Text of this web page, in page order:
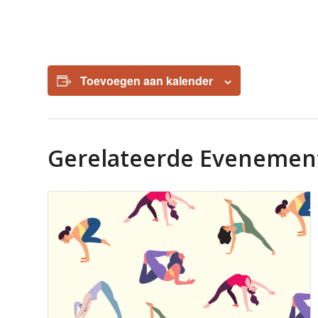
Toevoegen aan kalender
Gerelateerde